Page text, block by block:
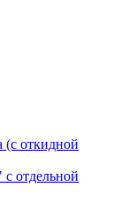
(с откидной
отдельной